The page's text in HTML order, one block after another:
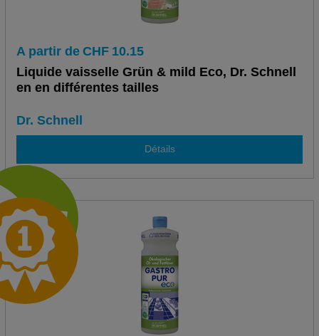
A partir de CHF 10.15
Liquide vaisselle Grün & mild Eco, Dr. Schnell
en en différentes tailles
Dr. Schnell
Détails